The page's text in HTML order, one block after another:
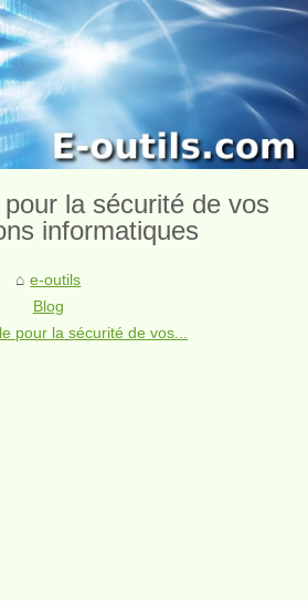
la sécurité de vos
informatiques
e-outils
Blog
pour la sécurité de vos...